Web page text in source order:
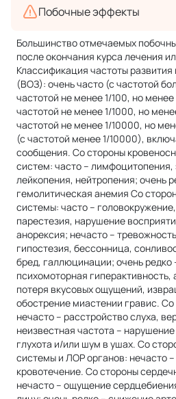
Побочные эффекты
Большинство отмечаемых
после окончания курса лечения
Классификация частоты
(ВОЗ): очень часто (с частотой
частотой не менее 1/100, но менее
частотой не менее 1/1000, но
частотой не менее 1/10000, но
(с частотой менее 1/10000),
сообщения. Со стороны
систем: часто –
лейкопения, нейтропения; очень
гемолитическая анемия Со
системы: часто –
парестезия, нарушение
анорексия; нечасто –
гипостезия, бессонница,
бред, галлюцинации; очень редко
психомоторная гиперактивность,
потеря вкусовых ощущений,
обострение миастении гравис.
нечасто – расстройство слуха,
неизвестная частота –
глухота и/или шум в ушах. Со
системы и ЛОР органов: нечасто
кровотечение. Со стороны
нечасто – ощущение